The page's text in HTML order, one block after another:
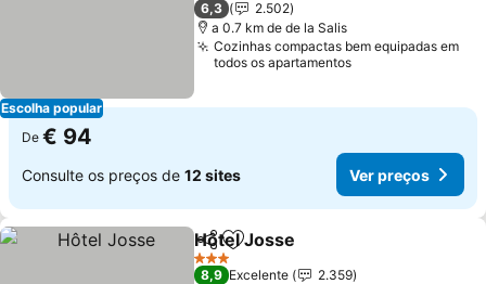
Escolha popular
6,3
2.502
a 0.7 km de de la Salis
Cozinhas compactas bem equipadas em
todos os apartamentos
De € 94
Consulte os preços de 12 sites Ver preços
PartilharAdicionar aos favoritos
Hôtel Josse
3 Estrelas
8,9 Excelente
2.359